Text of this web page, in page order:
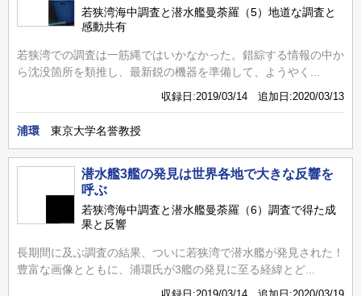
若狭湾海中調査と潜水艦曼荼羅（5）地道な調査と
感動共有
若狭湾での調査は一筋縄ではいかなかった。錯綜する情報の中か
ら沈没箇所を類推し、最新鋭の機器を準備して、ようやく...
収録日:2019/03/14 追加日:2020/03/13
浦環 東京大学名誉教授
潜水艦3艦の発見は世界各地で大きな反響を
呼ぶ
若狭湾海中調査と潜水艦曼荼羅（6）調査で得た成
果と反響
長期間に及ぶ調査の結果、ついに若狭湾で潜水艦が発見された！
豊富な画像とともに、浦環氏が3艦の発見に至る経緯とど...